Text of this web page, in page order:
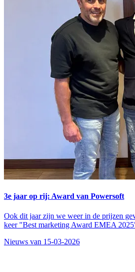
3e jaar op rij: Award van Powersoft
Ook dit jaar zijn we weer in de prijzen
keer "Best marketing Award EMEA
Nieuws van 15-03-2026